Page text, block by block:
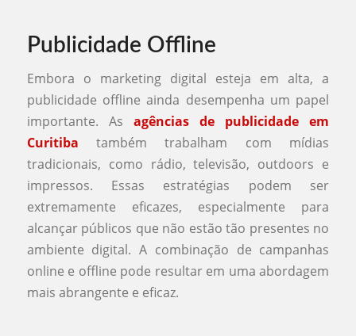
Publicidade Offline
Embora o marketing digital esteja em alta, a
publicidade offline ainda desempenha um papel
importante. As agências de publicidade em
Curitiba também trabalham com mídias
tradicionais, como rádio, televisão, outdoors e
impressos. Essas estratégias podem ser
extremamente eficazes, especialmente para
alcançar públicos que não estão tão presentes no
ambiente digital. A combinação de campanhas
online e offline pode resultar em uma abordagem
mais abrangente e eficaz.